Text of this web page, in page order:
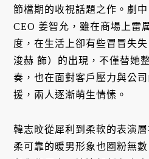
節檔期的收視話題之作。劇
CEO 姜智允，雖在商場上雷
度，在生活上卻有些冒冒失
浚赫 飾）的出現，不僅替她
奏，也在面對客戶壓力與公
援，兩人逐漸萌生情愫。
韓志旼從犀利到柔軟的表演
柔可靠的暖男形象也圈粉無